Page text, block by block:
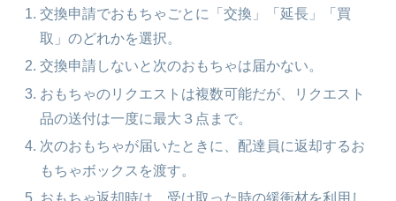
交換申請でおもちゃごとに「交換」「延長」「買
取」のどれかを選択。
交換申請しないと次のおもちゃは届かない。
おもちゃのリクエストは複数可能だが、リクエスト
品の送付は一度に最大３点まで。
次のおもちゃが届いたときに、配達員に返却するお
もちゃボックスを渡す。
おもちゃ返却時は、受け取った時の緩衝材を利用し